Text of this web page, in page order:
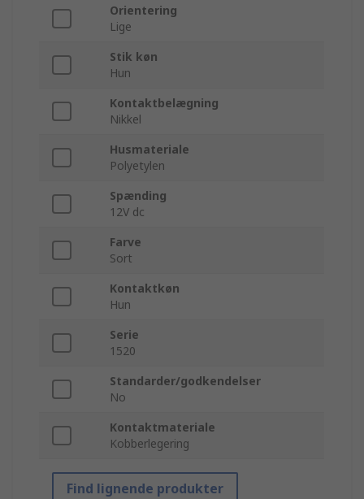
Orientering
Lige
Stik køn
Hun
Kontaktbelægning
Nikkel
Husmateriale
Polyetylen
Spænding
12V dc
Farve
Sort
Kontaktkøn
Hun
Serie
1520
Standarder/godkendelser
No
Kontaktmateriale
Kobberlegering
Find lignende produkter